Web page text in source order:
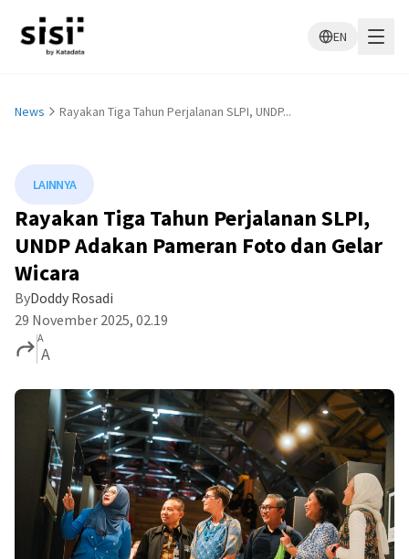
EN
News Rayakan Tiga Tahun Perjalanan SLPI, UNDP...
LAINNYA
Rayakan Tiga Tahun Perjalanan SLPI,
UNDP Adakan Pameran Foto dan Gelar
Wicara
ByDoddy Rosadi
29 November 2025, 02.19
A
A